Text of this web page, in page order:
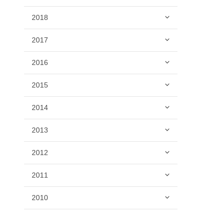
2018
2017
2016
2015
2014
2013
2012
2011
2010